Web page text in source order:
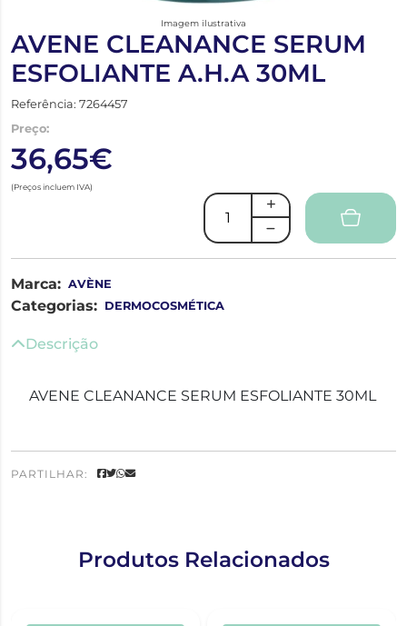
Imagem ilustrativa
AVENE CLEANANCE SERUM
ESFOLIANTE A.H.A 30ML
Referência: 7264457
Preço:
36,65€
(Preços incluem IVA)
Marca: AVÈNE
Categorias: DERMOCOSMÉTICA
Descrição
AVENE CLEANANCE SERUM ESFOLIANTE 30ML
PARTILHAR:
Produtos Relacionados